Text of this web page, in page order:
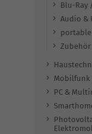
Blu-Ray
Audio &
portable
Zubehör
Mobilfunk
PC &